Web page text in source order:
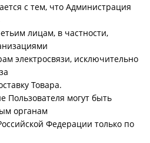
с тем, что Администрация
лицам, в частности,
электросвязи, исключительно
Товара.
Пользователя могут быть
органам
Федерации только по